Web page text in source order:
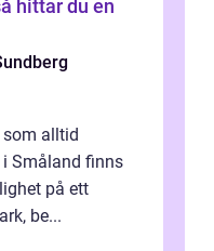
som alltid
Småland finns
på ett
be...